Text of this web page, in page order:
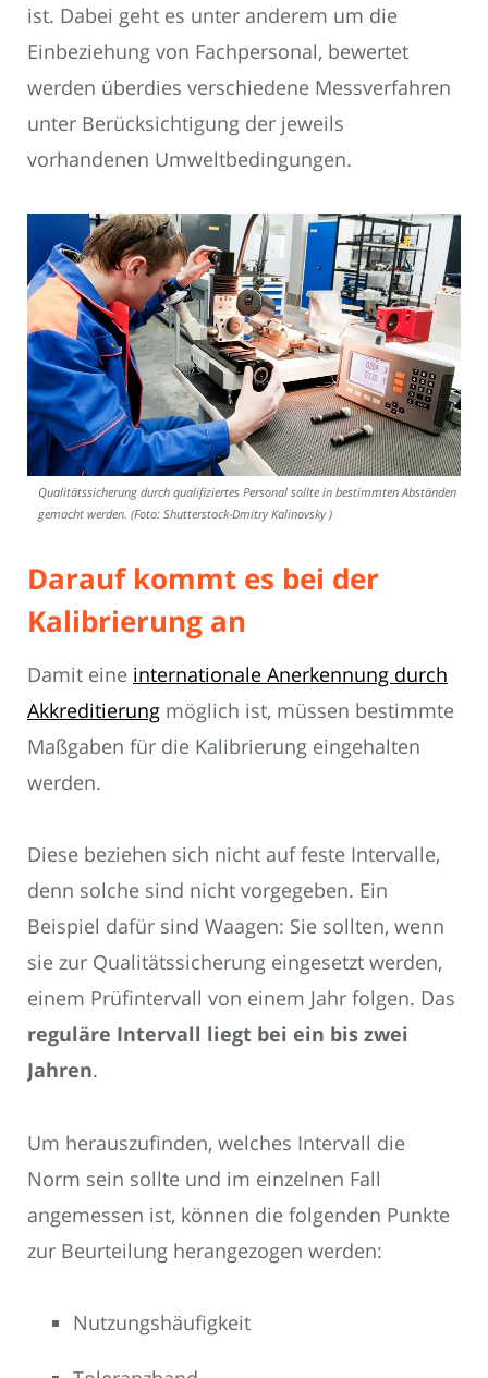
ist. Dabei geht es unter anderem um die
Einbeziehung von Fachpersonal, bewertet
werden überdies verschiedene Messverfahren
unter Berücksichtigung der jeweils
vorhandenen Umweltbedingungen.
Qualitätssicherung durch qualifiziertes Personal sollte in bestimmten Abständen
gemacht werden. (Foto: Shutterstock-Dmitry Kalinovsky )
Darauf kommt es bei der
Kalibrierung an
Damit eine internationale Anerkennung durch
Akkreditierung möglich ist, müssen bestimmte
Maßgaben für die Kalibrierung eingehalten
werden.
Diese beziehen sich nicht auf feste Intervalle,
denn solche sind nicht vorgegeben. Ein
Beispiel dafür sind Waagen: Sie sollten, wenn
sie zur Qualitätssicherung eingesetzt werden,
einem Prüfintervall von einem Jahr folgen. Das
reguläre Intervall liegt bei ein bis zwei
Jahren.
Um herauszufinden, welches Intervall die
Norm sein sollte und im einzelnen Fall
angemessen ist, können die folgenden Punkte
zur Beurteilung herangezogen werden:
Nutzungshäufigkeit